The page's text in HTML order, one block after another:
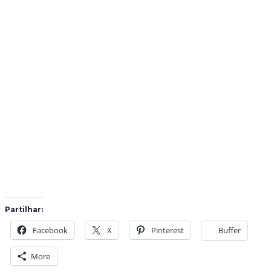
Partilhar:
Facebook X Pinterest Buffer
More